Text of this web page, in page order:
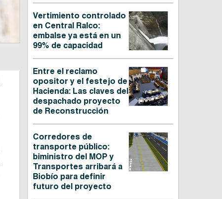
Vertimiento controlado
en Central Ralco:
embalse ya está en un
99% de capacidad
Entre el reclamo
opositor y el festejo de
Hacienda: Las claves del
despachado proyecto
de Reconstrucción
Corredores de
transporte público:
biministro del MOP y
Transportes arribará a
Biobío para definir
futuro del proyecto